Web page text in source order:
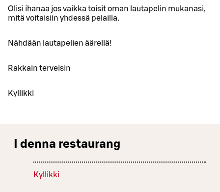
Olisi ihanaa jos vaikka toisit oman lautapelin mukanasi,
mitä voitaisiin yhdessä pelailla.
Nähdään lautapelien äärellä!
Rakkain terveisin
Kyllikki
I denna restaurang
Kyllikki